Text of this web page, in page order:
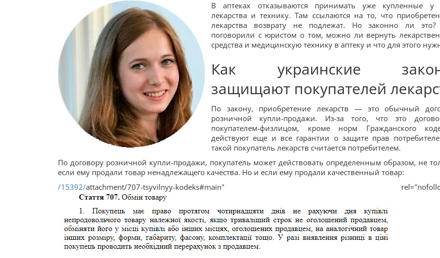
В аптеках отказываются принимать уже купленные у
лекарства и технику. Там ссылаются на то, что
лекарства возврату не подлежат. Но законно ли
поговорили с юристом о том, можно ли вернуть
средства и медицинскую технику в аптеку и что для этого
Как украинские
защищают покупателей
По закону, приобретение лекарств — это обычный
розничной купли-продажи. Из-за того, что это
покупателем-физлицом, кроме норм Гражданского
действуют еще и все гарантии о защите прав
такой покупатель лекарств считается потребителем.
По договору розничной купли-продажи, покупатель может действовать определенным образом, не
если ему продали товар ненадлежащего качества. Но и если ему продали качественный товар:
/15392/attachment/707-tsyvilnyy-kodeks#main"